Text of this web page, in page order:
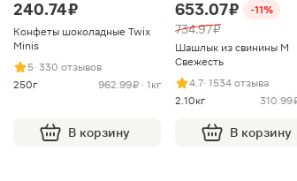
240.74 ₽
Конфеты шоколадные Twix
Minis
5· 330 отзывов
250г
962.99 ₽ · 1кг
В корзину
653.07 ₽ -11%
734.97 ₽
Шашлык из свинины М
Свежесть
4.7· 1534 отзыва
2.10кг
310.99
В корзину